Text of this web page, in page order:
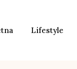
Lifestyle